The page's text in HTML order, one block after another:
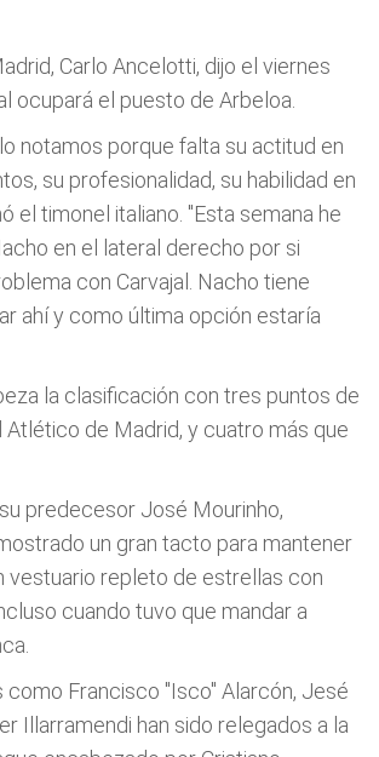
Carlo Ancelotti, dijo el viernes
ocupará el puesto de Arbeloa.
notamos porque falta su actitud en
su profesionalidad, su habilidad en
el timonel italiano. "Esta semana he
en el lateral derecho por si
con Carvajal. Nacho tiene
ahí y como última opción estaría
la clasificación con tres puntos de
Atlético de Madrid, y cuatro más que
predecesor José Mourinho,
un gran tacto para mantener
vestuario repleto de estrellas con
cuando tuvo que mandar a
como Francisco "Isco" Alarcón, Jesé
Illarramendi han sido relegados a la